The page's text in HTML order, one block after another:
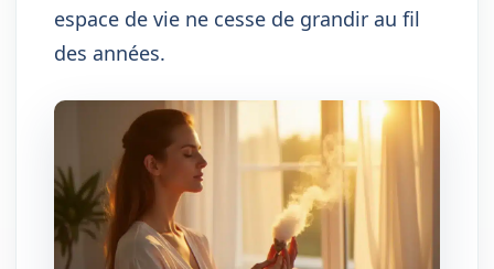
espace de vie ne cesse de grandir au fil
des années.